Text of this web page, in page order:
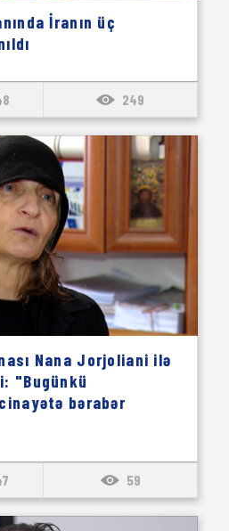
İranın üç
249
Nana Jorjoliani ilə
"Bugünkü
cinayətə bərabər
59